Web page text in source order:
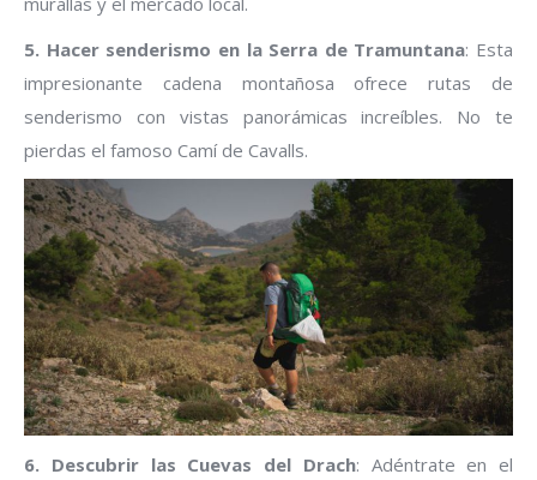
5. Hacer senderismo en la Serra de Tramuntana: Esta
impresionante cadena montañosa ofrece rutas de
senderismo con vistas panorámicas increíbles. No te
pierdas el famoso Camí de Cavalls.
6. Descubrir las Cuevas del Drach: Adéntrate en el